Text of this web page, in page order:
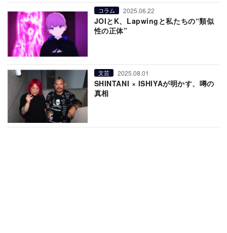
コラム 2025.06.22
JOIとK、Lapwingと私たちの“類似
性の正体”
文芸 2025.08.01
SHINTANI × ISHIYAが明かす、噂の
真相